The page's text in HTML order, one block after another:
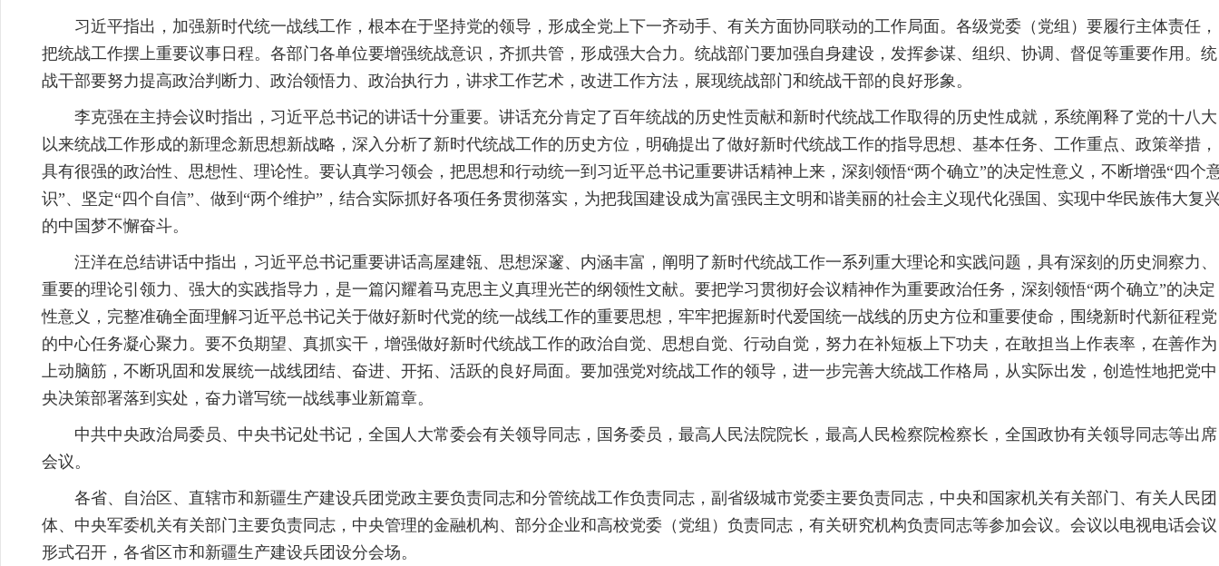
习近平指出，加强新时代统一战线工作，根本在于坚持党的领导，形成全党上下一齐动手、有关方面协同联动的工作局面。各级党委（党组）要履行主体责任，
把统战工作摆上重要议事日程。各部门各单位要增强统战意识，齐抓共管，形成强大合力。统战部门要加强自身建设，发挥参谋、组织、协调、督促等重要作用。统
战干部要努力提高政治判断力、政治领悟力、政治执行力，讲求工作艺术，改进工作方法，展现统战部门和统战干部的良好形象。
李克强在主持会议时指出，习近平总书记的讲话十分重要。讲话充分肯定了百年统战的历史性贡献和新时代统战工作取得的历史性成就，系统阐释了党的十八大
以来统战工作形成的新理念新思想新战略，深入分析了新时代统战工作的历史方位，明确提出了做好新时代统战工作的指导思想、基本任务、工作重点、政策举措，
具有很强的政治性、思想性、理论性。要认真学习领会，把思想和行动统一到习近平总书记重要讲话精神上来，深刻领悟“两个确立”的决定性意义，不断增强“四个
识”、坚定“四个自信”、做到“两个维护”，结合实际抓好各项任务贯彻落实，为把我国建设成为富强民主文明和谐美丽的社会主义现代化强国、实现中华民族伟大复
的中国梦不懈奋斗。
汪洋在总结讲话中指出，习近平总书记重要讲话高屋建瓴、思想深邃、内涵丰富，阐明了新时代统战工作一系列重大理论和实践问题，具有深刻的历史洞察力、
重要的理论引领力、强大的实践指导力，是一篇闪耀着马克思主义真理光芒的纲领性文献。要把学习贯彻好会议精神作为重要政治任务，深刻领悟“两个确立”的决定
性意义，完整准确全面理解习近平总书记关于做好新时代党的统一战线工作的重要思想，牢牢把握新时代爱国统一战线的历史方位和重要使命，围绕新时代新征程党
的中心任务凝心聚力。要不负期望、真抓实干，增强做好新时代统战工作的政治自觉、思想自觉、行动自觉，努力在补短板上下功夫，在敢担当上作表率，在善作为
上动脑筋，不断巩固和发展统一战线团结、奋进、开拓、活跃的良好局面。要加强党对统战工作的领导，进一步完善大统战工作格局，从实际出发，创造性地把党中
央决策部署落到实处，奋力谱写统一战线事业新篇章。
中共中央政治局委员、中央书记处书记，全国人大常委会有关领导同志，国务委员，最高人民法院院长，最高人民检察院检察长，全国政协有关领导同志等出席
会议。
各省、自治区、直辖市和新疆生产建设兵团党政主要负责同志和分管统战工作负责同志，副省级城市党委主要负责同志，中央和国家机关有关部门、有关人民团
体、中央军委机关有关部门主要负责同志，中央管理的金融机构、部分企业和高校党委（党组）负责同志，有关研究机构负责同志等参加会议。会议以电视电话会议
形式召开，各省区市和新疆生产建设兵团设分会场。